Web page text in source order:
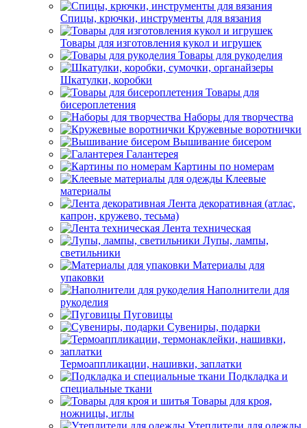
Спицы, крючки, инструменты для вязания
Товары для изготовления кукол и игрушек
Товары для рукоделия
Шкатулки, коробки
Товары для
бисероплетения
Наборы для творчества
Кружевные воротнички
Вышивание бисером
Галантерея
Картины по номерам
Клеевые
материалы
Лента декоративная (атлас,
капрон, кружево, тесьма)
Лента техническая
Лупы, лампы,
светильники
Материалы для
упаковки
Наполнители для
рукоделия
Пуговицы
Сувениры, подарки
Термоаппликации, нашивки, заплатки
Подкладка и
специальные ткани
Товары для кроя,
ножницы, иглы
Утеплители для одежды